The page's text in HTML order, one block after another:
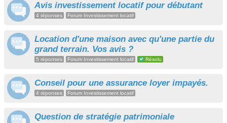
Avis investissement locatif pour débutant
4 réponses Forum Investissement locatif
Location d'une maison avec qu'une partie du
grand terrain. Vos avis ?
5 réponses Forum Investissement locatif Résolu
Conseil pour une assurance loyer impayés.
4 réponses Forum Investissement locatif
Question de stratégie patrimoniale